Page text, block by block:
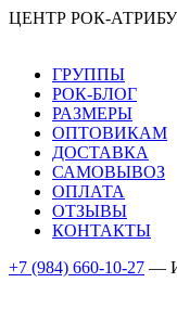
ЦЕНТР РОК-
ГРУППЫ
РОК-БЛОГ
РАЗМЕРЫ
ОПТОВИКАМ
ДОСТАВКА
САМОВЫВОЗ
ОПЛАТА
ОТЗЫВЫ
КОНТАКТЫ
+7 (984) 660-10-27 —